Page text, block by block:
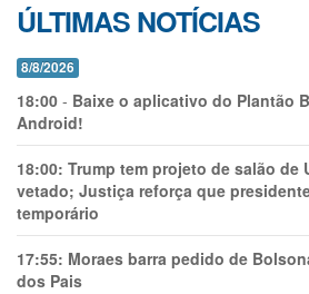
ÚLTIMAS NOTÍCIAS
8/8/2026
18:00 - Baixe o aplicativo do Plantão
Android!
18:00: Trump tem projeto de salão de
vetado; Justiça reforça que
temporário
17:55: Moraes barra pedido de
dos Pais